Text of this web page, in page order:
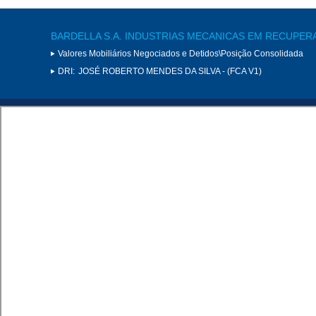
BARDELLA S.A. INDUSTRIAS MECANICAS EM
Valores Mobiliários Negociados e Detidos\Posição Consolidada
DRI: JOSÉ ROBERTO MENDES DA SILVA - (FCA V1)